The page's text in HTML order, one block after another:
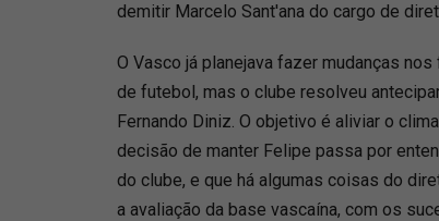
demitir Marcelo Sant'ana do cargo de
O Vasco já planejava fazer mudanças
de futebol, mas o clube resolveu
Fernando Diniz. O objetivo é aliviar o
decisão de manter Felipe passa por
do clube, e que há algumas coisas do
a avaliação da base vascaína, com os